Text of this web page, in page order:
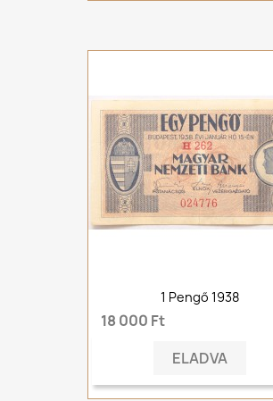
1 Pengő 1938
18 000 Ft
ELADVA